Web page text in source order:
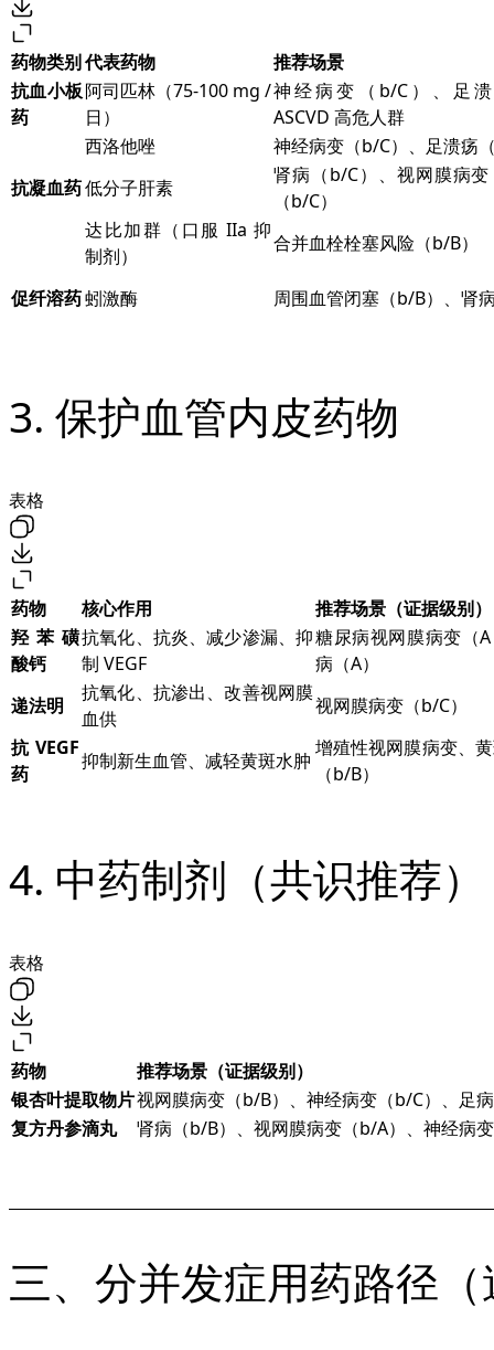
药物类别代表药物
推荐场景
抗血小板
药
阿司匹林（75-100 mg /
日）
神经病变（b/C）、足
ASCVD 高危人群
西洛他唑
神经病变（b/C）、足溃疡
抗凝血药低分子肝素
肾病（b/C）、视网膜病
（b/C）
达比加群（口服 IIa 抑
制剂）
合并血栓栓塞风险（b/B）
促纤溶药蚓激酶 周围血管闭塞（b/B）、肾
3. 保护血管内皮药物
表格
药物 核心作用
推荐场景（证据级别）
羟苯磺
酸钙
抗氧化、抗炎、减少渗漏、抑
制 VEGF
糖尿病视网膜病变（
病（A）
递法明
抗氧化、抗渗出、改善视网膜
血供
视网膜病变（b/C）
抗 VEGF
药
抑制新生血管、减轻黄斑水肿
增殖性视网膜病变、
（b/B）
4. 中药制剂（共识推荐）
表格
药物
推荐场景（证据级别）
银杏叶提取物片视网膜病变（b/B）、神经病变（b/C）、足
复方丹参滴丸
肾病（b/B）、视网膜病变（b/A）、神经病
三、分并发症用药路径